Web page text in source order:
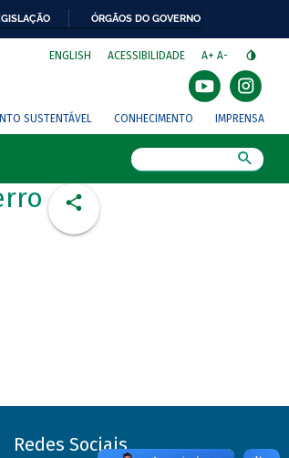
ÓRGÃOS DO GOVERNO
ENGLISH ACESSIBILIDADE A+ A-
SUSTENTÁVEL CONHECIMENTO IMPRENSA
Redes Sociais